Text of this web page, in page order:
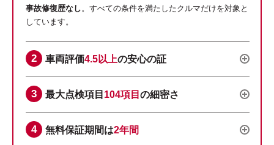
事故修復歴なし 。すべての条件を満たしたクルマだけを対象と
しています。
車両評価4.5以上の安心の証
最大点検項目 104項目 の細密さ
無料保証期間は2年間